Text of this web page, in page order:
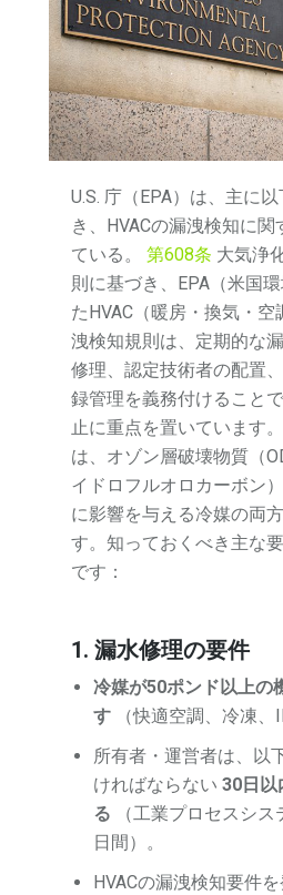
U.S. 庁（EPA）は、主に
き、HVACの漏洩検知に
ている。第608条 大気浄
則に基づき、EPA（米国
たHVAC（暖房・換気・
洩検知規則は、定期的な
修理、認定技術者の配置
録管理を義務付けること
止に重点を置いています
は、オゾン層破壊物質（
イドロフルオロカーボン
に影響を与える冷媒の両
す。知っておくべき主な
です：
1. 漏水修理の要件
冷媒が50ポンド以上の
す （快適空調、冷凍、
所有者・運営者は、以
ければならない30日以
る （工業プロセスシ
日間）。
HVACの漏洩検知要件